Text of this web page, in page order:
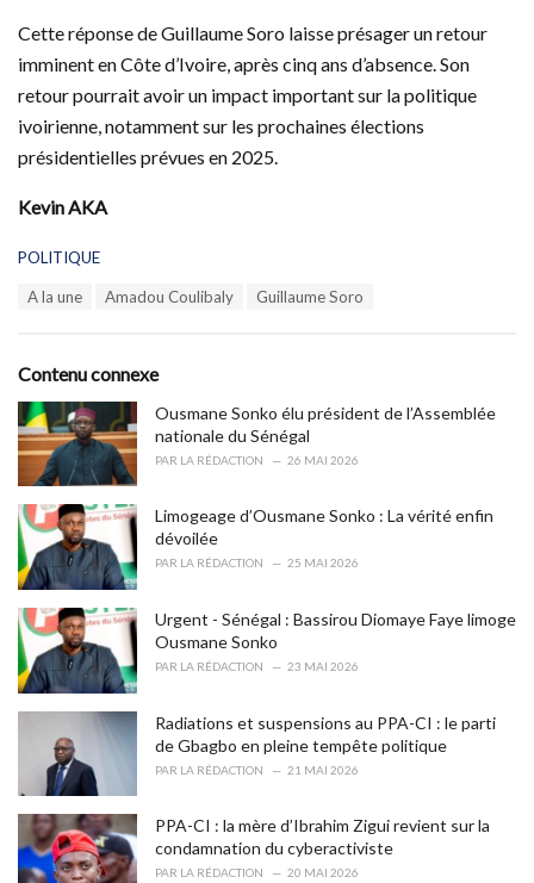
Cette réponse de Guillaume Soro laisse présager un retour
imminent en Côte d’Ivoire, après cinq ans d’absence. Son
retour pourrait avoir un impact important sur la politique
ivoirienne, notamment sur les prochaines élections
présidentielles prévues en 2025.
Kevin AKA
C
o
r
i
e
s
POLITIQUE
:
A la une Amadou Coulibaly Guillaume Soro
Contenu connexe
Ousmane Sonko élu président de l’Assemblée
nationale du Sénégal
PAR LA RÉDACTION 26 MAI 2026
Limogeage d’Ousmane Sonko : La vérité enfin
dévoilée
PAR LA RÉDACTION 25 MAI 2026
Urgent - Sénégal : Bassirou Diomaye Faye limoge
Ousmane Sonko
PAR LA RÉDACTION 23 MAI 2026
Radiations et suspensions au PPA-CI : le parti
de Gbagbo en pleine tempête politique
PAR LA RÉDACTION 21 MAI 2026
PPA-CI : la mère d’Ibrahim Zigui revient sur la
condamnation du cyberactiviste
PAR LA RÉDACTION 20 MAI 2026